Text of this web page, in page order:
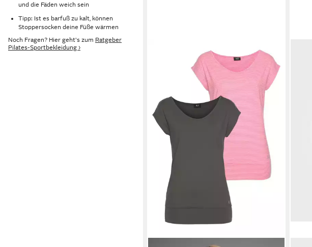
und die Fäden weich sein
Tipp: Ist es barfuß zu kalt, können
Stoppersocken deine Füße wärmen
Noch Fragen? Hier geht's zum Ratgeber
Pilates-Sportbekleidung ›